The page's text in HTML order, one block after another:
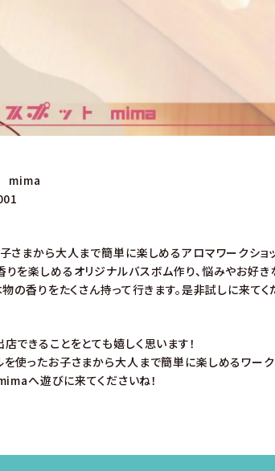
mima
さまから大人まで簡単に楽しめるアロマワークショッ
を楽しめるオリジナルバスボム作り、悩みやお好
香りをたくさん持って行きます。是非試しに来てく
できることをとても嬉しく思います！
使ったお子さまから大人まで簡単に楽しめるワー
へ遊びに来てくださいね！